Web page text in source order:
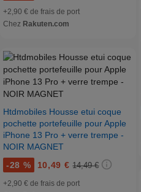
+2,90 € de frais de port
Chez Rakuten.com
Htdmobiles Housse etui coque
pochette portefeuille pour Apple
iPhone 13 Pro + verre trempe -
NOIR MAGNET
-28 % 10,49 € 14,49 €
+2,90 € de frais de port